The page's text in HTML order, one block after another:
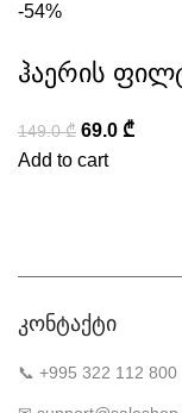
-54%
ჰაერის
149.0₾ 69.0 ₾
Add to cart
კონტაქტი
📞 +995 322 112 800